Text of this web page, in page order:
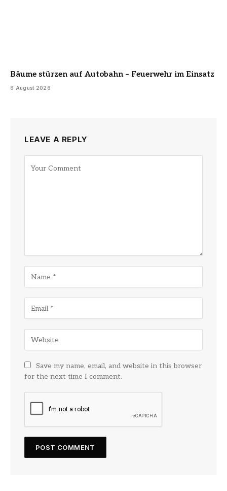
Bäume stürzen auf Autobahn – Feuerwehr im Einsatz
6 August 2026
LEAVE A REPLY
Save my name, email, and website in this browser
for the next time I comment.